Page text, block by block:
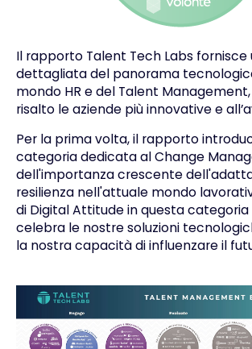
Il rapporto Talent Tech Labs fornisce
dettagliata del panorama
mondo HR e del Talent
risalto le aziende più innovative e
Per la prima volta, il rapporto
categoria dedicata al Change
dell'importanza crescente
resilienza nell'attuale mondo
di Digital Attitude in questa categoria
celebra le nostre soluzioni
la nostra capacità di influenzare il